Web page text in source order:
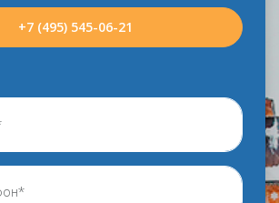
+7 (495) 545-06-21